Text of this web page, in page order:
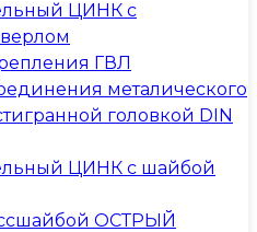
ЦИНК с
ГВЛ
металического
головкой DIN
ЦИНК с шайбой
ОСТРЫЙ